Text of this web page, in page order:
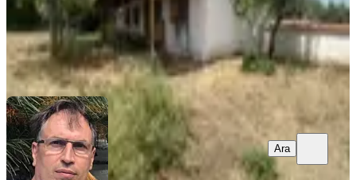
Körfez Emlak Hüseyin Çalışkan
Ara
Ara